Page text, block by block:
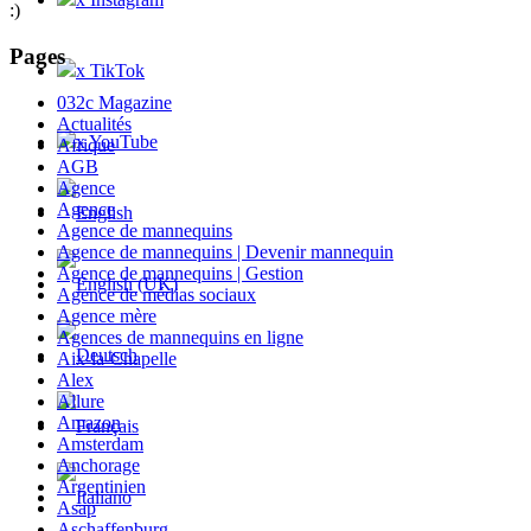
x TikTok
x YouTube
:)
Pages
032c Magazine
Actualités
Afrique
AGB
Agence
Agence
Agence de mannequins
Agence de mannequins | Devenir mannequin
Agence de mannequins | Gestion
Agence de médias sociaux
Agence mère
Agences de mannequins en ligne
Aix-la-Chapelle
Alex
Allure
Amazon
Amsterdam
Anchorage
Argentinien
Asap